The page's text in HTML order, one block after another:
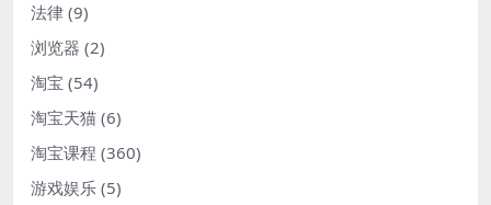
法律 (9)
浏览器 (2)
淘宝 (54)
淘宝天猫 (6)
淘宝课程 (360)
游戏娱乐 (5)